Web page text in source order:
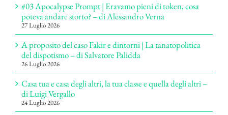
#03 Apocalypse Prompt | Eravamo pieni di token, cosa
poteva andare storto? – di Alessandro Verna
27 Luglio 2026
A proposito del caso Fakir e dintorni | La tanatopolitica
del dispotismo – di Salvatore Palidda
26 Luglio 2026
Casa tua e casa degli altri, la tua classe e quella degli altri –
di Luigi Vergallo
24 Luglio 2026